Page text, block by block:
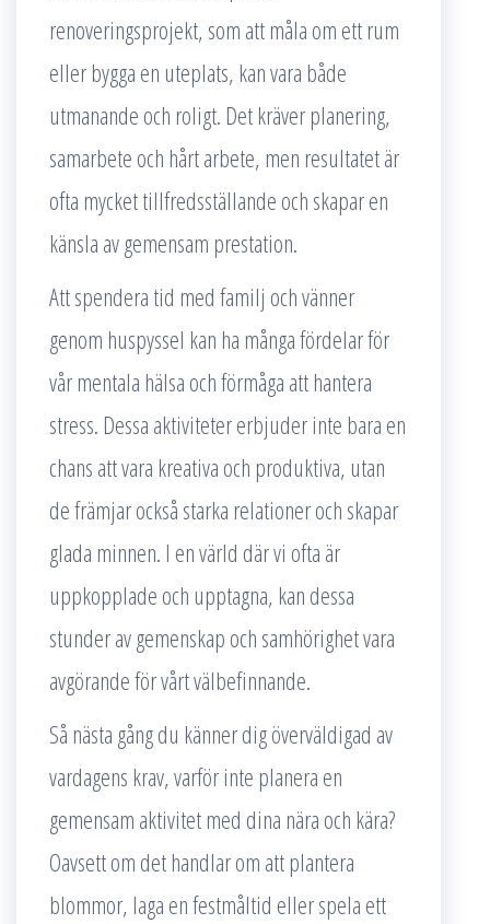
renoveringsprojekt, som att måla om ett rum
eller bygga en uteplats, kan vara både
utmanande och roligt. Det kräver planering,
samarbete och hårt arbete, men resultatet är
ofta mycket tillfredsställande och skapar en
känsla av gemensam prestation.
Att spendera tid med familj och vänner
genom huspyssel kan ha många fördelar för
vår mentala hälsa och förmåga att hantera
stress. Dessa aktiviteter erbjuder inte bara en
chans att vara kreativa och produktiva, utan
de främjar också starka relationer och skapar
glada minnen. I en värld där vi ofta är
uppkopplade och upptagna, kan dessa
stunder av gemenskap och samhörighet vara
avgörande för vårt välbefinnande.
Så nästa gång du känner dig överväldigad av
vardagens krav, varför inte planera en
gemensam aktivitet med dina nära och kära?
Oavsett om det handlar om att plantera
blommor, laga en festmåltid eller spela ett